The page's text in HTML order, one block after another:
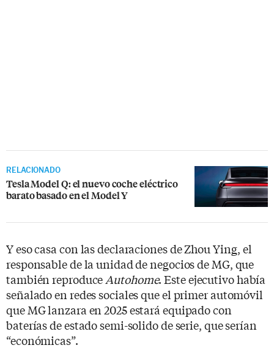
RELACIONADO
Tesla Model Q: el nuevo coche eléctrico
barato basado en el Model Y
Y eso casa con las declaraciones de Zhou Ying, el
responsable de la unidad de negocios de MG, que
también reproduceAutohome. Este ejecutivo había
señalado en redes sociales que el primer automóvil
que MG lanzara en 2025 estará equipado con
baterías de estado semi-solido de serie, que serían
“económicas”.